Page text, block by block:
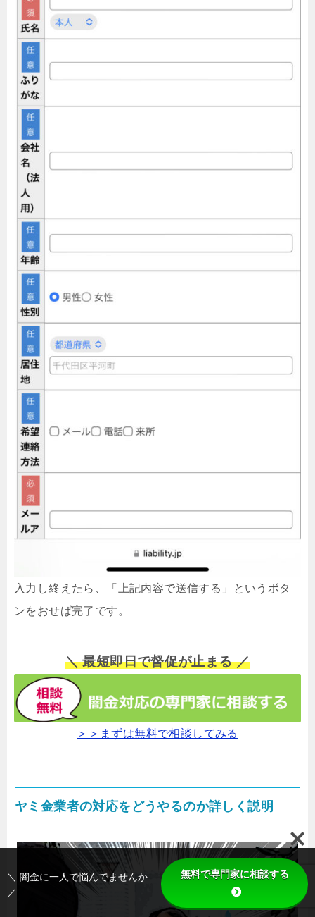
入力し終えたら、「上記内容で送信する」というボタ
ンをおせば完了です。
＼ 最短即日で督促が止まる ／
＞＞まずは無料で相談してみる
ヤミ金業者の対応をどうやるのか詳しく説明
＼ 闇金に一人で悩んでませんか
／
無料で専門家に相談する